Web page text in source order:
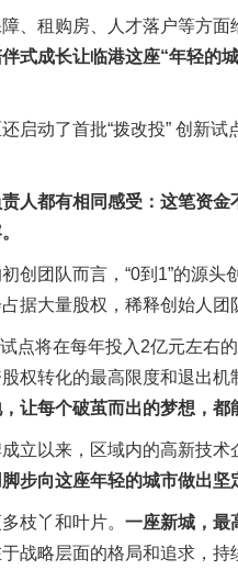
、租购房、人才落户等方
伴式成长让临港这座“年轻的
启动了首批“拨改投” 创新
人都有相同感受：这笔资
创团队而言，“0到1”的源
据大量股权，稀释创始人团
试点将在每年投入2亿元左
权转化的最高限度和退出机
让每个破茧而出的梦想，都
立以来，区域内的高新技术
步向这座年轻的城市做出
枝丫和叶片。 一座新城，最
战略层面的格局和追求，